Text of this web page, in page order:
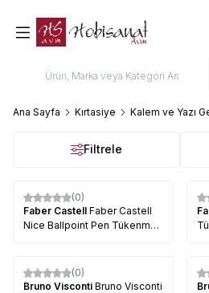
Ana Sayfa Kırtasiye Kalem ve Yazı
Filtrele
(0)
Faber Castell Faber Castell
Nice Ballpoint Pen Tükenmez
%5
(0)
Bruno Visconti Bruno Visconti